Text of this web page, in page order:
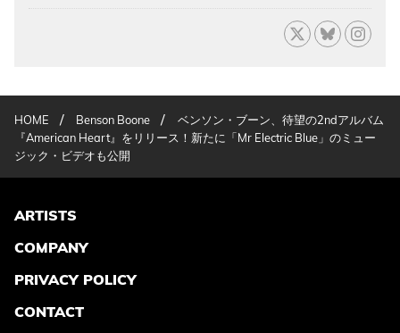
HOME / Benson Boone /
ベンソン・ブーン、待望の2ndアルバム
『American Heart』をリリース！新たに「Mr Electric Blue」のミュー
ジック・ビデオも公開
ARTISTS
COMPANY
PRIVACY POLICY
CONTACT